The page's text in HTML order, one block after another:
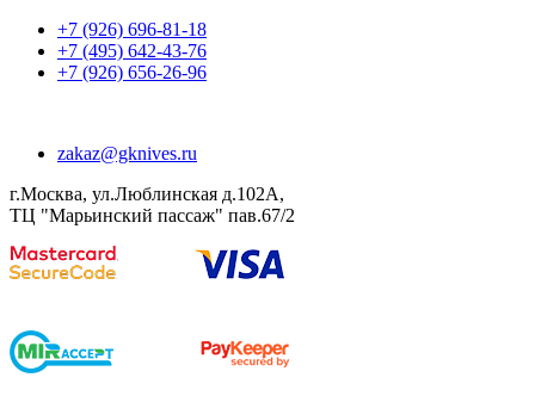
+7 (926) 696-81-18
+7 (495) 642-43-76
+7 (926) 656-26-96
zakaz@gknives.ru
г.Москва, ул.Люблинская д.102А,
ТЦ "Марьинский пассаж" пав.67/2